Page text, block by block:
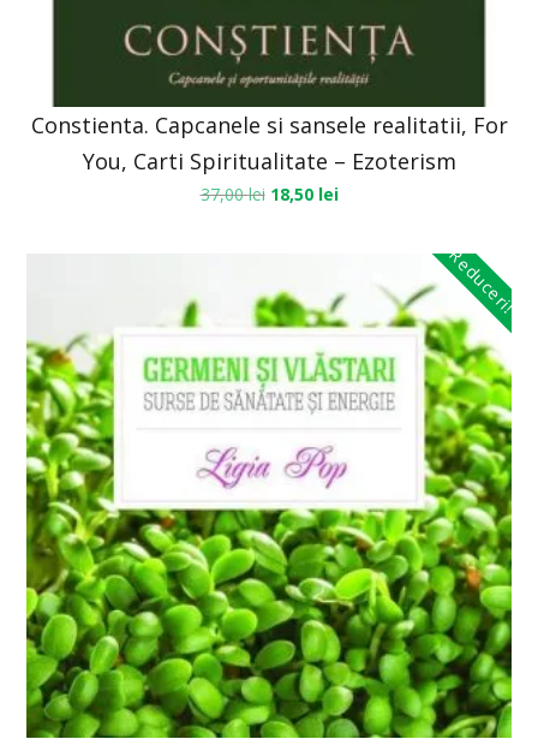
Constienta. Capcanele si sansele realitatii, For
You, Carti Spiritualitate – Ezoterism
37,00lei 18,50 lei
Reduceri!